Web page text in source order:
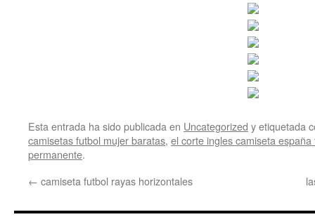
Esta entrada ha sido publicada en Uncategorized y etiquetada
camisetas futbol mujer baratas, el corte ingles camiseta españa
permanente.
← camiseta futbol rayas horizontales